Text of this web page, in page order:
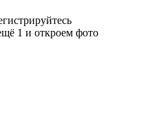
1 и откроем фото